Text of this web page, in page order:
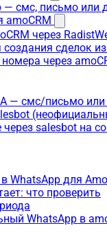
смс, письмо или
amoCRM
через
сделок
через
— смс/письмо
salesbot на
WhatsApp для
что проверить
WhatsApp в